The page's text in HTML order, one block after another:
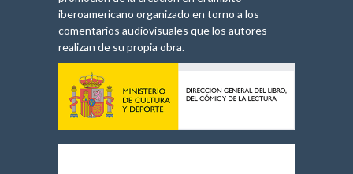
iberoamericano organizado en torno a los
comentarios audiovisuales que los autores
realizan de su propia obra.